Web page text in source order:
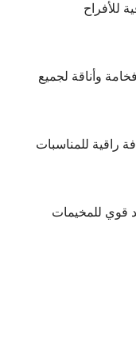
للأفراح
وأناقة لجميع
راقية للمناسبات
قوي للمخيمات